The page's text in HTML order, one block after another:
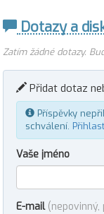
Dotazy a
Zatím žádné dotazy.
Přidat dotaz
Příspěvky
schválení.
Vaše jméno
E-mail